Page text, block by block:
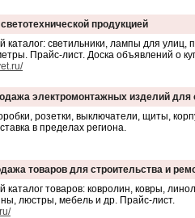
продукцией
каталог: светильники, лампы для
Прайс-лист. Доска объявлений о
электромонтажных изделий для
розетки, выключатели, щиты,
в пределах региона.
товаров для строительства и
товаров: ковролин, ковры,
люстры, мебель и др. Прайс-лист.